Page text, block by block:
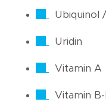
Ubiquinol
Uridin
Vitamin A
Vitamin